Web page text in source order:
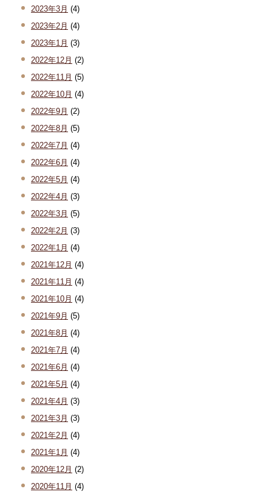
2023年3月 (4)
2023年2月 (4)
2023年1月 (3)
2022年12月 (2)
2022年11月 (5)
2022年10月 (4)
2022年9月 (2)
2022年8月 (5)
2022年7月 (4)
2022年6月 (4)
2022年5月 (4)
2022年4月 (3)
2022年3月 (5)
2022年2月 (3)
2022年1月 (4)
2021年12月 (4)
2021年11月 (4)
2021年10月 (4)
2021年9月 (5)
2021年8月 (4)
2021年7月 (4)
2021年6月 (4)
2021年5月 (4)
2021年4月 (3)
2021年3月 (3)
2021年2月 (4)
2021年1月 (4)
2020年12月 (2)
2020年11月 (4)